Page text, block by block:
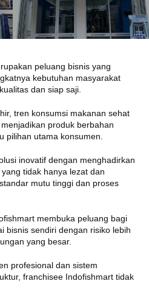
peluang bisnis yang
kebutuhan masyarakat
dan siap saji.
tren konsumsi makanan sehat
produk berbahan
pilihan utama konsumen.
inovatif dengan menghadirkan
tidak hanya lezat dan
mutu tinggi dan proses
membuka peluang bagi
bisnis sendiri dengan risiko lebih
yang besar.
profesional dan sistem
franchisee Indofishmart tidak